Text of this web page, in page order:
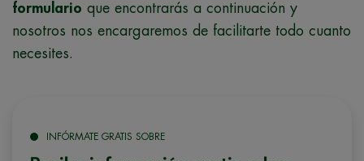
formulario que encontrarás a continuación y
nosotros nos encargaremos de facilitarte todo cuanto
necesites.
INFÓRMATE GRATIS SOBRE